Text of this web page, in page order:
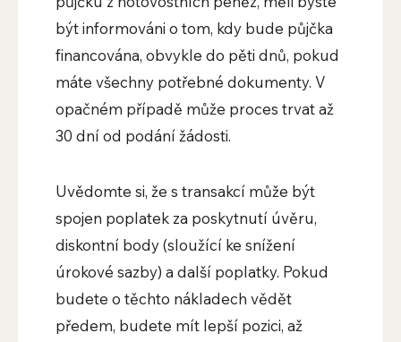
být informováni o tom, kdy bude půjčka
financována, obvykle do pěti dnů, pokud
máte všechny potřebné dokumenty. V
opačném případě může proces trvat až
30 dní od podání žádosti.
Uvědomte si, že s transakcí může být
spojen poplatek za poskytnutí úvěru,
diskontní body (sloužící ke snížení
úrokové sazby) a další poplatky. Pokud
budete o těchto nákladech vědět
předem, budete mít lepší pozici, až